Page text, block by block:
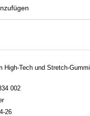
Tech und Stretch-Gummi.
002
26